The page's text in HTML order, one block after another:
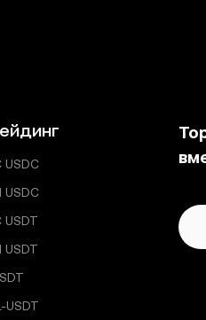
USDC
USDC
USDT
USDT
USDT